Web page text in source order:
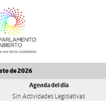
de 2026
Agenda del día
Sin Actividades Legislativas